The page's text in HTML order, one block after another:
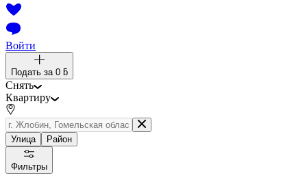
Войти
Подать за 0 ƃ
Снять
Квартиру
Улица Район
Фильтры